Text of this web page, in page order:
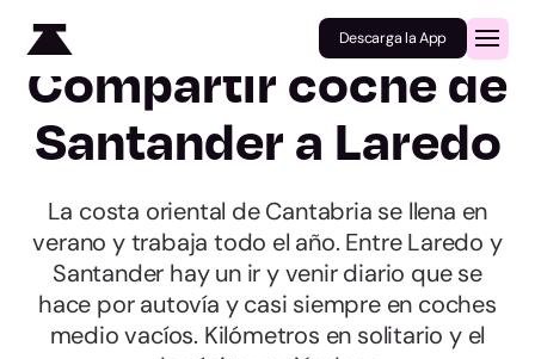
Descarga la App
Compartir coche de
Santander a Laredo
La costa oriental de Cantabria se llena en
verano y trabaja todo el año. Entre Laredo y
Santander hay un ir y venir diario que se
hace por autovía y casi siempre en coches
medio vacíos. Kilómetros en solitario y el